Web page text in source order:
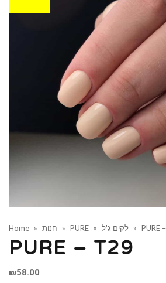
Home » חנות » PURE » לקים ג'ל » PURE
PURE – T29
₪58.00